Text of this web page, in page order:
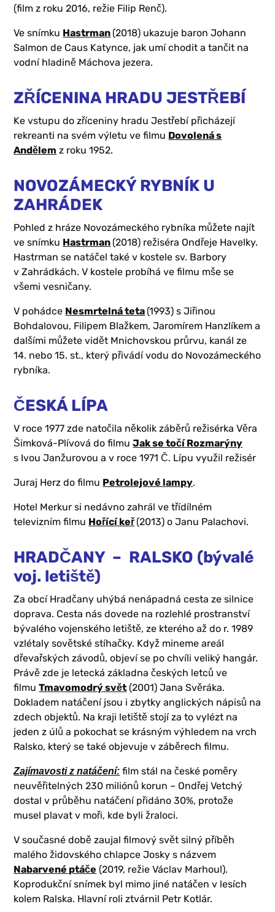
(film z roku 2016, režie Filip Renč).
Ve snímku Hastrman (2018) ukazuje baron Johann
Salmon de Caus Katynce, jak umí chodit a tančit na
vodní hladině Máchova jezera.
ZŘÍCENINA HRADU JESTŘEBÍ
Ke vstupu do zříceniny hradu Jestřebí přicházejí
rekreanti na svém výletu ve filmu Dovolená s
Andělem z roku 1952.
NOVOZÁMECKÝ RYBNÍK U
ZAHRÁDEK
Pohled z hráze Novozámeckého rybníka můžete najít
ve snímku Hastrman (2018) režiséra Ondřeje Havelky.
Hastrman se natáčel také v kostele sv. Barbory
v Zahrádkách. V kostele probíhá ve filmu mše se
všemi vesničany.
V pohádce Nesmrtelná teta (1993) s Jiřinou
Bohdalovou, Filipem Blažkem, Jaromírem Hanzlíkem a
dalšími můžete vidět Mnichovskou průrvu, kanál ze
14. nebo 15. st., který přivádí vodu do Novozámeckého
rybníka.
ČESKÁ LÍPA
V roce 1977 zde natočila několik záběrů režisérka Věra
Šimková-Plívová do filmuJak se točí Rozmarýny
s Ivou Janžurovou a v roce 1971 Č. Lípu využil režisér
Juraj Herz do filmu Petrolejové lampy.
Hotel Merkur si nedávno zahrál ve třídílném
televizním filmu Hořící keř (2013) o Janu Palachovi.
HRADČANY – RALSKO (bývalé
voj. letiště)
Za obcí Hradčany uhýbá nenápadná cesta ze silnice
doprava. Cesta nás dovede na rozlehlé prostranství
bývalého vojenského letiště, ze kterého až do r. 1989
vzlétaly sovětské stíhačky. Když mineme areál
dřevařských závodů, objeví se po chvíli veliký hangár.
Právě zde je letecká základna českých letců ve
filmuTmavomodrý svět (2001) Jana Svěráka.
Dokladem natáčení jsou i zbytky anglických nápisů na
zdech objektů. Na kraji letiště stojí za to vylézt na
jeden z úlů a pokochat se krásným výhledem na vrch
Ralsko, který se také objevuje v záběrech filmu.
Zajímavosti z natáčení: film stál na české poměry
neuvěřitelných 230 miliónů korun – Ondřej Vetchý
dostal v průběhu natáčení přidáno 30%, protože
musel plavat v moři, kde byli žraloci.
V současné době zaujal filmový svět silný příběh
malého židovského chlapce Josky s názvem
Nabarvené ptáče (2019, režie Václav Marhoul).
Koprodukční snímek byl mimo jiné natáčen v lesích
kolem Ralska. Hlavní roli ztvárnil Petr Kotlár.